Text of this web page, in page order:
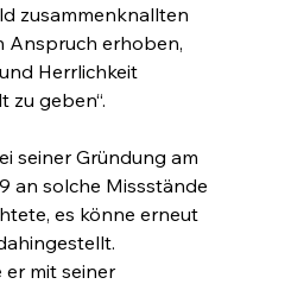
zusammenknallten
Anspruch erhoben,
Herrlichkeit
zu geben“.
seiner Gründung am
an solche Missstände
es könne erneut
mit seiner